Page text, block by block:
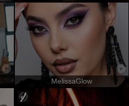
MelissaGlow